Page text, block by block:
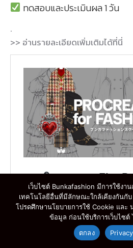
ทดสอบและประเมินผล 1 วัน
.
>> อ่านรายละเอียดเพิ่มเติมได้ที่นี่
เว็บไซต์ Bunkafashion มีการใช้งา
เทคโนโลยีอื่นที่มีลักษณะใกล้เคียงกันกับ
โปรดศึกษานโยบายการใช้ Cookie และ
ข้อมูล ก่อนใช้บริการเว็บไซต์
ตกลง